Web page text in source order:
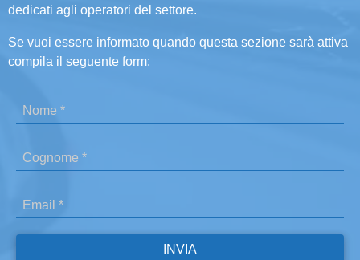
dedicati agli operatori del settore.
Se vuoi essere informato quando questa sezione sarà attiva
compila il seguente form: